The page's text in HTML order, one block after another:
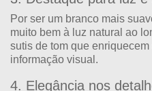
Por ser um branco mais
muito bem à luz natural ao
sutis de tom que
informação visual.
4. Elegância nos